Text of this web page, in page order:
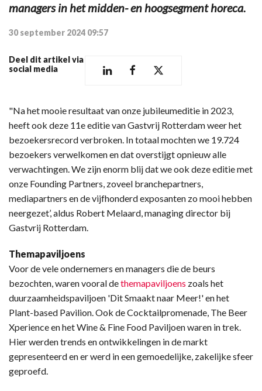
managers in het midden- en hoogsegment horeca.
30 september 2024 09:57
Deel dit artikel via
social media
"Na het mooie resultaat van onze jubileumeditie in 2023,
heeft ook deze 11e editie van Gastvrij Rotterdam weer het
bezoekersrecord verbroken. In totaal mochten we 19.724
bezoekers verwelkomen en dat overstijgt opnieuw alle
verwachtingen. We zijn enorm blij dat we ook deze editie met
onze Founding Partners, zoveel branchepartners,
mediapartners en de vijfhonderd exposanten zo mooi hebben
neergezet’, aldus Robert Melaard, managing director bij
Gastvrij Rotterdam.
Themapaviljoens
Voor de vele ondernemers en managers die de beurs
bezochten, waren vooral dethemapaviljoens zoals het
duurzaamheidspaviljoen 'Dit Smaakt naar Meer!' en het
Plant-based Pavilion. Ook de Cocktailpromenade, The Beer
Xperience en het Wine & Fine Food Paviljoen waren in trek.
Hier werden trends en ontwikkelingen in de markt
gepresenteerd en er werd in een gemoedelijke, zakelijke sfeer
geproefd.